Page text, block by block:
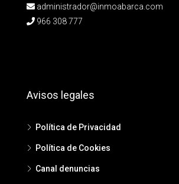
administrador@inmoabarca.com
966 308 777
Avisos legales
Política de Privacidad
Política de Cookies
Canal denuncias